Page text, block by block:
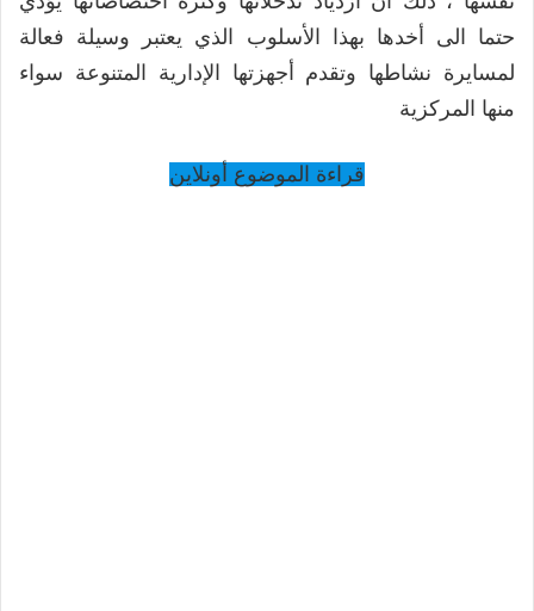
حتما الى أخدها بهذا الأسلوب الذي يعتبر وسيلة فعالة
لمسايرة نشاطها وتقدم أجهزتها الإدارية المتنوعة سواء
منها المركزية
قراءة الموضوع أونلاين